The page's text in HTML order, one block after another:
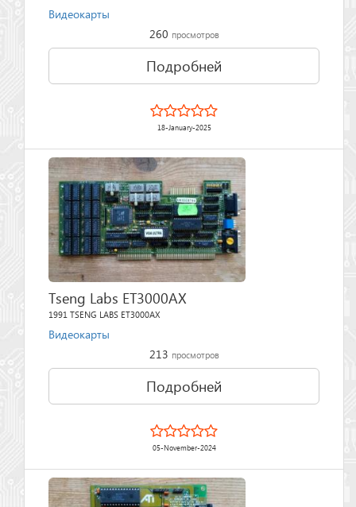
Видеокарты
260 просмотров
Подробней
18-January-2025
Tseng Labs ET3000AX
1991 TSENG LABS ET3000AX
Видеокарты
213 просмотров
Подробней
05-November-2024